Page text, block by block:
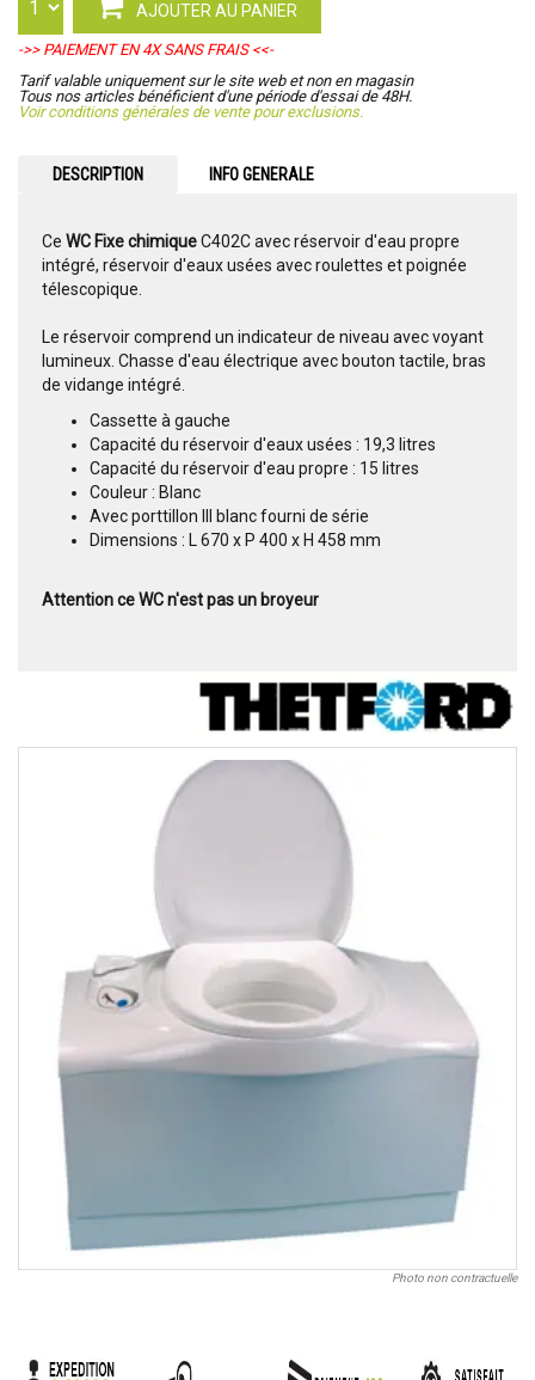
AJOUTER AU PANIER
->> PAIEMENT EN 4X SANS FRAIS <<-
Tarif valable uniquement sur le site web et non en magasin
Tous nos articles bénéficient d'une période d'essai de 48H.
Voir conditions générales de vente pour exclusions.
DESCRIPTION INFO GENERALE
Ce WC Fixe chimiqueC402C avec réservoir d'eau propre
intégré, réservoir d'eaux usées avec roulettes et poignée
télescopique.
Le réservoir comprend un indicateur de niveau avec voyant
lumineux. Chasse d'eau électrique avec bouton tactile, bras
de vidange intégré.
Cassette à gauche
Capacité du réservoir d'eaux usées : 19,3 litres
Capacité du réservoir d'eau propre : 15 litres
Couleur : Blanc
Avec porttillon III blanc fourni de série
Dimensions : L 670 x P 400 x H 458 mm
Attention ce WC n'est pas un broyeur
Photo non contractuelle